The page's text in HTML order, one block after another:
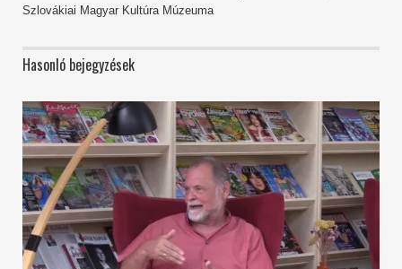
Szlovákiai Magyar Kultúra Múzeuma
Hasonló bejegyzések